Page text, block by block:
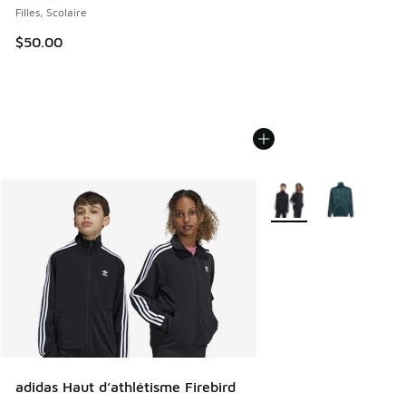
Filles, Scolaire
$50.00
adidas Haut d’athlétisme Firebird
Plus de couleurs